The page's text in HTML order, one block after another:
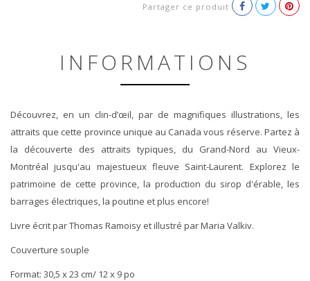
Partager ce produit
INFORMATIONS
Découvrez, en un clin-d’œil, par de magnifiques illustrations, les
attraits que cette province unique au Canada vous réserve. Partez à
la découverte des attraits typiques, du Grand-Nord au Vieux-
Montréal jusqu'au majestueux fleuve Saint-Laurent. Explorez le
patrimoine de cette province, la production du sirop d'érable, les
barrages électriques, la poutine et plus encore!
Livre écrit par Thomas Ramoisy et illustré par Maria Valkiv.
Couverture souple
Format: 30,5 x 23 cm/ 12 x 9 po